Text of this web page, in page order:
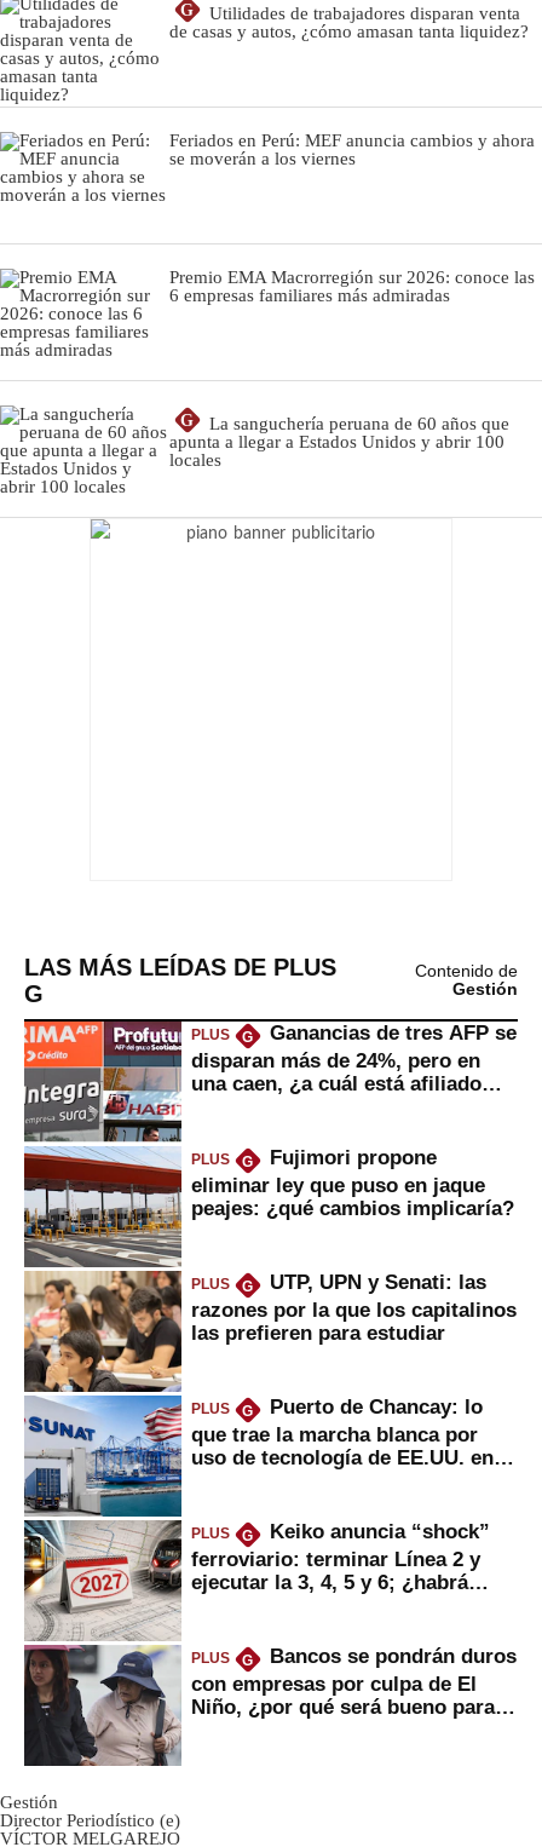
G
Utilidades de trabajadores disparan venta
de casas y autos, ¿cómo amasan tanta liquidez?
Feriados en Perú: MEF anuncia cambios y ahora
se moverán a los viernes
Premio EMA Macrorregión sur 2026: conoce las
6 empresas familiares más admiradas
G
La sanguchería peruana de 60 años que
apunta a llegar a Estados Unidos y abrir 100
locales
LAS MÁS LEÍDAS DE PLUS
G
Contenido de
Gestión
PLUS G
Ganancias de tres AFP se
disparan más de 24%, pero en
una caen, ¿a cuál está afiliado
PLUS G
Fujimori propone
eliminar ley que puso en jaque
peajes: ¿qué cambios implicaría?
PLUS G
UTP, UPN y Senati: las
razones por la que los capitalinos
las prefieren para estudiar
PLUS G
Puerto de Chancay: lo
que trae la marcha blanca por
uso de tecnología de EE.UU. en
PLUS G
Keiko anuncia “shock”
ferroviario: terminar Línea 2 y
ejecutar la 3, 4, 5 y 6; ¿habrá
PLUS G
Bancos se pondrán duros
con empresas por culpa de El
Niño, ¿por qué será bueno para
Gestión
Director Periodístico (e)
VÍCTOR MELGAREJO